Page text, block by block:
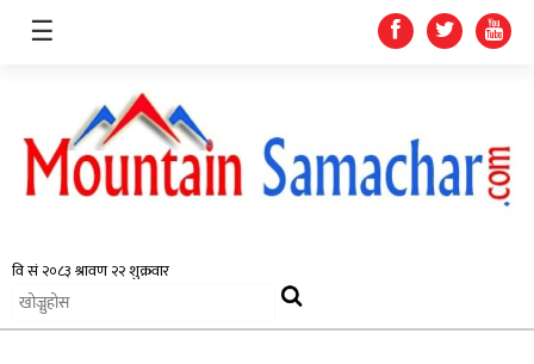
समाचार
प्रदेश
☰